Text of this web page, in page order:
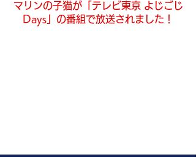
マリンの子猫が「テレビ東京 よじごじ
Days」の番組で放送されました！